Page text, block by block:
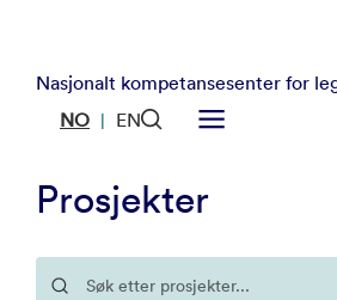
Nasjonalt kompetansesenter for
NO | EN
Prosjekter